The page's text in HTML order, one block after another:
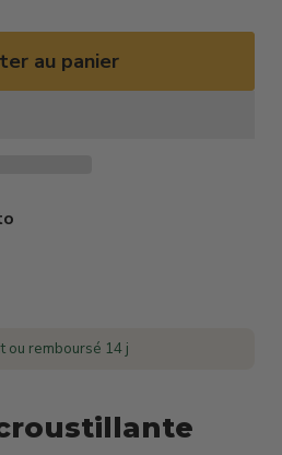
Cliquez ou faites défiler pour zoomer
au panier
ou remboursé 14 j